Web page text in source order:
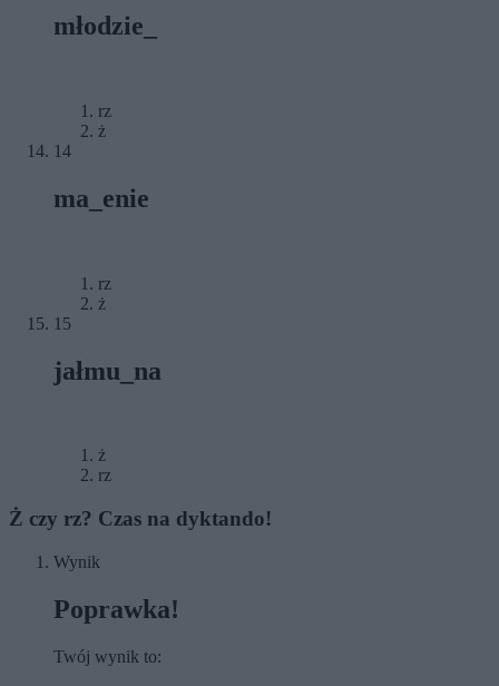
młodzie_
rz
ż
14
ma_enie
rz
ż
15
jałmu_na
ż
rz
Ż czy rz? Czas na dyktando!
Wynik
Poprawka!
Twój wynik to: